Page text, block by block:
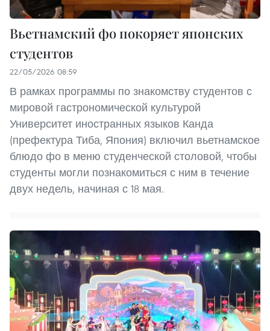
Вьетнамский фо покоряет японских
студентов
22/05/2026 08:59
В рамках программы по знакомству студентов с
мировой гастрономической культурой
Университет иностранных языков Канда
(префектура Тиба, Япония) включил вьетнамское
блюдо фо в меню студенческой столовой, чтобы
студенты могли познакомиться с ним в течение
двух недель, начиная с 18 мая.